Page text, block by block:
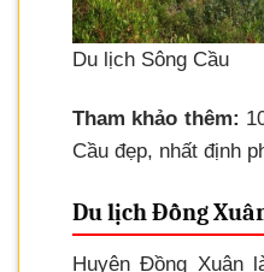
Du lịch Sông Cầu
Tham khảo thêm:
Cầu đẹp, nhất định
Du lịch Đồng
Huyện Đồng Xuân